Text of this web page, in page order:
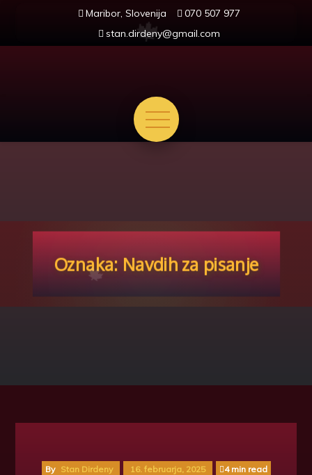
content
Maribor, Slovenija
070 507 977
stan.dirdeny@gmail.com
Oznaka:Navdih za pisanje
By Stan Dirdeny 16. februarja, 2025 4 min read
🍁